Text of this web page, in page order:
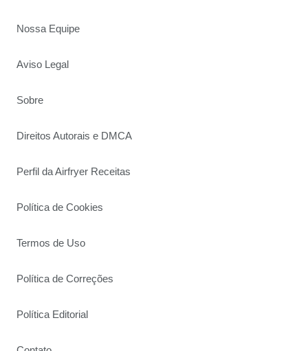
Nossa Equipe
Aviso Legal
Sobre
Direitos Autorais e DMCA
Perfil da Airfryer Receitas
Política de Cookies
Termos de Uso
Política de Correções
Política Editorial